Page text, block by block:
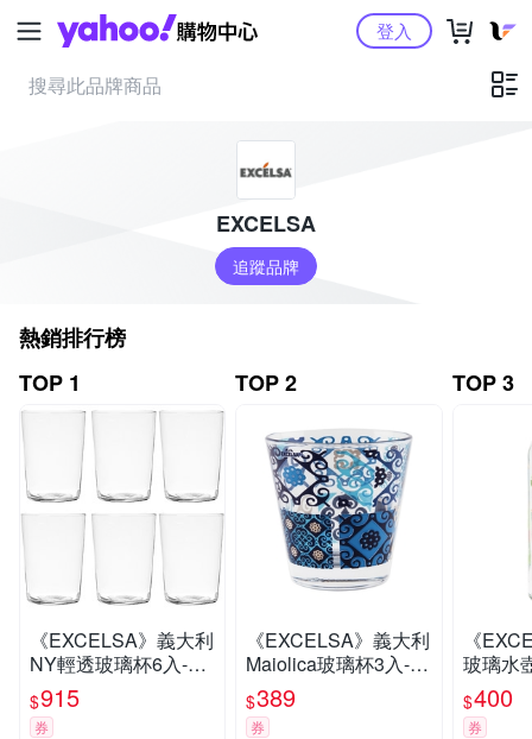
Yahoo購物中心登入
EXCELSA
追蹤品牌
熱銷排行榜
TOP 1
《EXCELSA》義大利
NY輕透玻璃杯6入-55
0ml-- 水杯 茶杯 咖啡
杯
$915
券
TOP 2
《EXCELSA》義大利
Maiolica玻璃杯3入-海
藍250ml-- 水杯 茶杯
咖啡杯
$389
券
TOP 3
《
玻璃水
ml--
杯 環保
$400
券